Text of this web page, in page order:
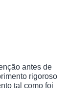
antes de
rigoroso
tal como foi